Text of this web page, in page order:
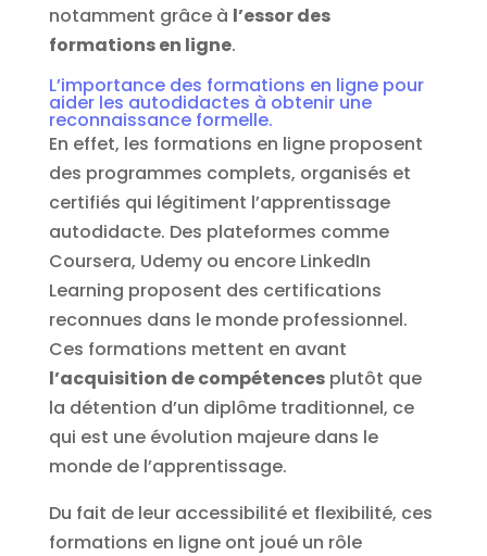
notamment grâce à l’essor des
formations en ligne.
L’importance des formations en ligne pour
aider les autodidactes à obtenir une
reconnaissance formelle.
En effet, les formations en ligne proposent
des programmes complets, organisés et
certifiés qui légitiment l’apprentissage
autodidacte. Des plateformes comme
Coursera, Udemy ou encore LinkedIn
Learning proposent des certifications
reconnues dans le monde professionnel.
Ces formations mettent en avant
l’acquisition de compétencesplutôt que
la détention d’un diplôme traditionnel, ce
qui est une évolution majeure dans le
monde de l’apprentissage.
Du fait de leur accessibilité et flexibilité, ces
formations en ligne ont joué un rôle